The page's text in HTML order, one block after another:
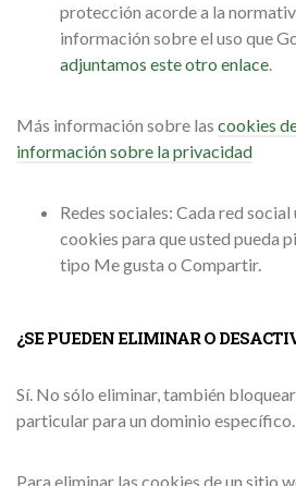
protección acorde a la
información sobre el uso que
adjuntamos este otro enlace.
Más información sobre las cookies
información sobre la privacidad
Redes sociales: Cada red
cookies para que usted pueda
tipo Me gusta o Compartir.
¿SE PUEDEN ELIMINAR O
Sí. No sólo eliminar, también
particular para un dominio específico.
Para eliminar las cookies de un sitio